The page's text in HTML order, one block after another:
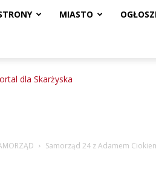
MIASTO
Samorząd 24 z Adamem